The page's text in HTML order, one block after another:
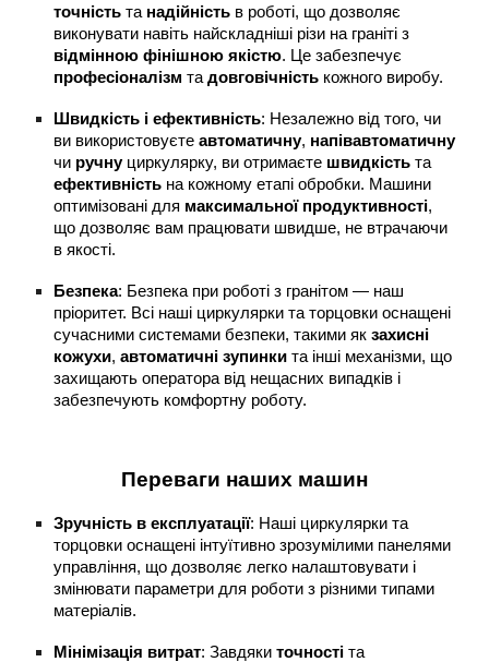
точність та надійність в роботі, що дозволяє
виконувати навіть найскладніші різи на граніті з
відмінною фінішною якістю. Це забезпечує
професіоналізм тадовговічність кожного виробу.
Швидкість і ефективність: Незалежно від того, чи
ви використовуєтеавтоматичну, напівавтоматичну
чи ручнуциркулярку, ви отримаєте швидкість та
ефективність на кожному етапі обробки. Машини
оптимізовані для максимальної продуктивності,
що дозволяє вам працювати швидше, не втрачаючи
в якості.
Безпека: Безпека при роботі з гранітом — наш
пріоритет. Всі наші циркулярки та торцовки оснащені
сучасними системами безпеки, такими якзахисні
кожухи,автоматичні зупинки та інші механізми, що
захищають оператора від нещасних випадків і
забезпечують комфортну роботу.
Переваги наших машин
Зручність в експлуатації: Наші циркулярки та
торцовки оснащені інтуїтивно зрозумілими панелями
управління, що дозволяє легко налаштовувати і
змінювати параметри для роботи з різними типами
матеріалів.
Мінімізація витрат: Завдякиточності та